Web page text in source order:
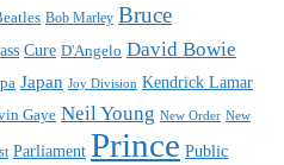
Bob Marley Bruce
Cure D'Angelo David Bowie
Japan Joy Division Kendrick Lamar
Gaye Neil Young New Order New
Parliament Prince Public